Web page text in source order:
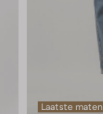
Laatste maten